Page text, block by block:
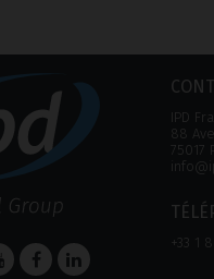
IPD
88
75017
+33 1